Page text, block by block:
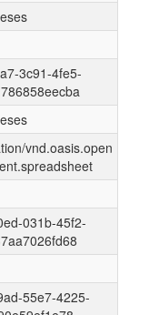
3c91-4fe5-
vnd.oasis.open
031b-45f2-
55e7-4225-